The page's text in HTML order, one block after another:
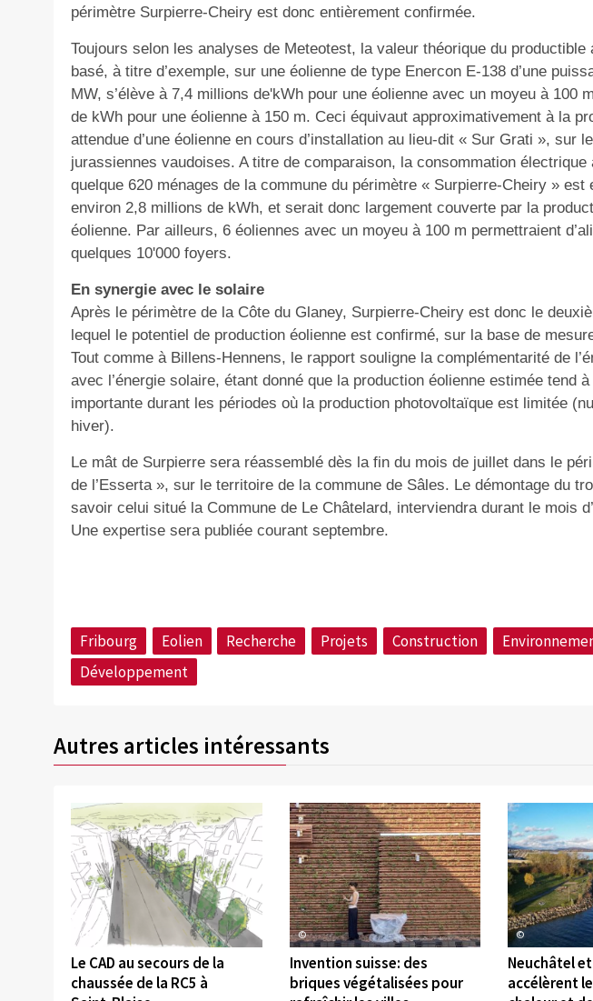
périmètre Surpierre-Cheiry est donc entièrement confirmée.
Toujours selon les analyses de Meteotest, la valeur théorique du productible
basé, à titre d’exemple, sur une éolienne de type Enercon E-138 d’une
MW, s’élève à 7,4 millions de'kWh pour une éolienne avec un moyeu à 100
de kWh pour une éolienne à 150 m. Ceci équivaut approximativement à la
attendue d’une éolienne en cours d’installation au lieu-dit « Sur Grati », sur
jurassiennes vaudoises. A titre de comparaison, la consommation électrique
quelque 620 ménages de la commune du périmètre « Surpierre-Cheiry » est
environ 2,8 millions de kWh, et serait donc largement couverte par la
éolienne. Par ailleurs, 6 éoliennes avec un moyeu à 100 m permettraient
quelques 10'000 foyers.
En synergie avec le solaire
Après le périmètre de la Côte du Glaney, Surpierre-Cheiry est donc le
lequel le potentiel de production éolienne est confirmé, sur la base de
Tout comme à Billens-Hennens, le rapport souligne la complémentarité de
avec l’énergie solaire, étant donné que la production éolienne estimée tend
importante durant les périodes où la production photovoltaïque est limitée
hiver).
Le mât de Surpierre sera réassemblé dès la fin du mois de juillet dans le
de l’Esserta », sur le territoire de la commune de Sâles. Le démontage du
savoir celui situé la Commune de Le Châtelard, interviendra durant le mois
Une expertise sera publiée courant septembre.
Fribourg Eolien Recherche Projets Construction
Développement
Autres articles intéressants
©
Le CAD au secours de la
chaussée de la RC5 à
©
Invention suisse: des
briques végétalisées pour
©
Neuchâtel
accélèrent